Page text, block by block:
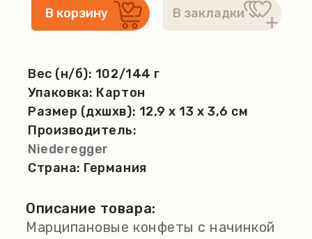
Вес (н/б): 102/144 г
Упаковка: Картон
Размер (дхшхв): 12,9 x 13 x 3,6 см
Производитель:
Niederegger
Страна: Германия
Описание товара:
Марципановые конфеты с начинкой